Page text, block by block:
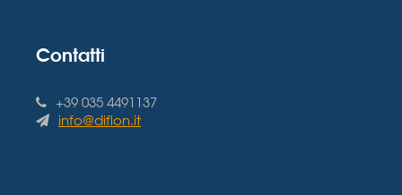
Contatti
+39 035 4491137
info@diflon.it